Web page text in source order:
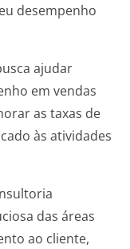
desempenho
ajudar
em vendas
as taxas de
às atividades
das áreas
ao cliente,